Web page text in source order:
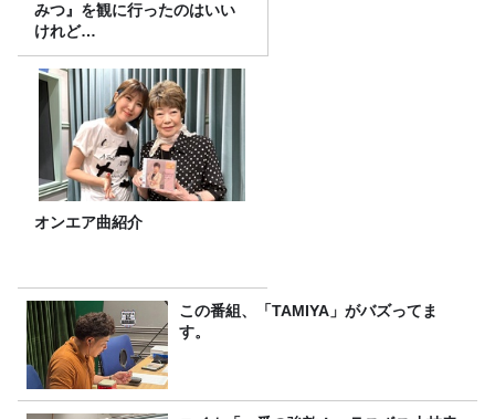
みつ』を観に行ったのはいい
けれど…
オンエア曲紹介
この番組、「TAMIYA」がバズってま
す。